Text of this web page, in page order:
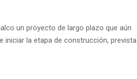
un proyecto de largo plazo que aún
iniciar la etapa de construcción, prevista